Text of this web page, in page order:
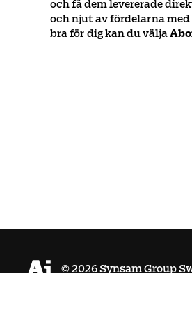
och få dem levererade
och njut av fördelarna
bra för dig kan du välja
©2026Synsam Group